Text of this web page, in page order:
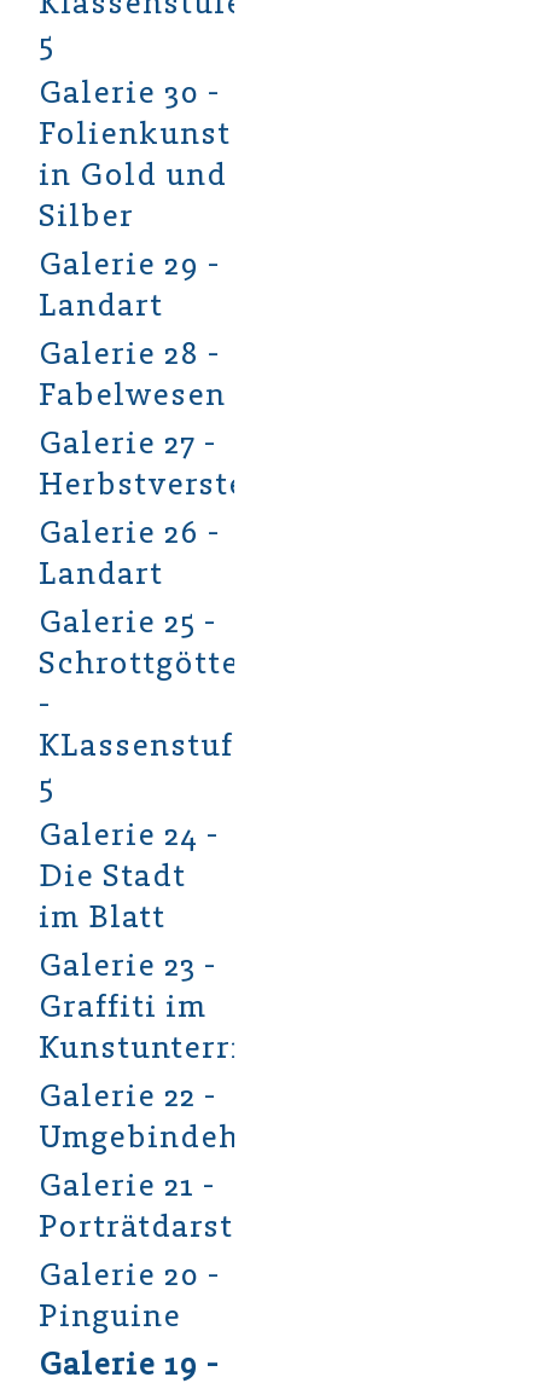
5
Galerie 30 -
Folienkunst
in Gold und
Silber
Galerie 29 -
Landart
Galerie 28 -
Fabelwesen
Galerie 27 -
Herbstverstecke
Galerie 26 -
Landart
Galerie 25 -
Schrottgötter
-
KLassenstufe
5
Galerie 24 -
Die Stadt
im Blatt
Galerie 23 -
Graffiti im
Kunstunterricht
Galerie 22 -
Umgebindehäuser
Galerie 21 -
Porträtdarstellung
Galerie 20 -
Pinguine
Galerie 19 -